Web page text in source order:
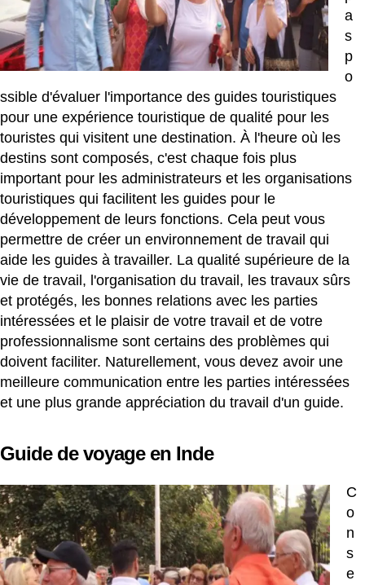
a
s
p
o
ssible d'évaluer l'importance des guides touristiques
pour une expérience touristique de qualité pour les
touristes qui visitent une destination. À l'heure où les
destins sont composés, c'est chaque fois plus
important pour les administrateurs et les organisations
touristiques qui facilitent les guides pour le
développement de leurs fonctions. Cela peut vous
permettre de créer un environnement de travail qui
aide les guides à travailler. La qualité supérieure de la
vie de travail, l'organisation du travail, les travaux sûrs
et protégés, les bonnes relations avec les parties
intéressées et le plaisir de votre travail et de votre
professionnalisme sont certains des problèmes qui
doivent faciliter. Naturellement, vous devez avoir une
meilleure communication entre les parties intéressées
et une plus grande appréciation du travail d'un guide.
Guide de voyage en Inde
C
o
n
s
e